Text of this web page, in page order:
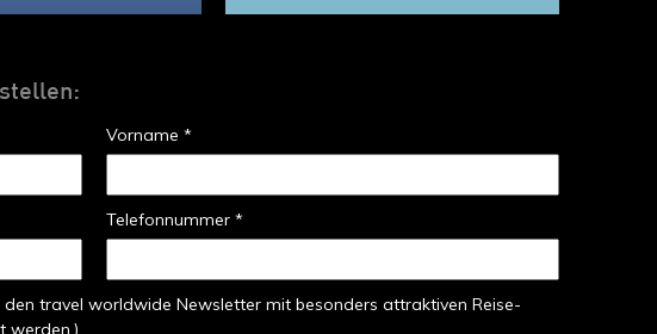
Vorname *
Telefonnummer *
travel worldwide Newsletter mit besonders attraktiven Reise-
werden.)